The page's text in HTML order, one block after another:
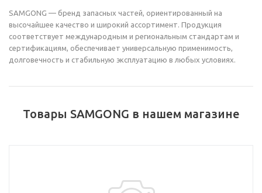
SAMGONG — бренд запасных частей, ориентированный на
высочайшее качество и широкий ассортимент. Продукция
соответствует международным и региональным стандартам и
сертификациям, обеспечивает универсальную применимость,
долговечность и стабильную эксплуатацию в любых условиях.
Товары SAMGONG в нашем магазине